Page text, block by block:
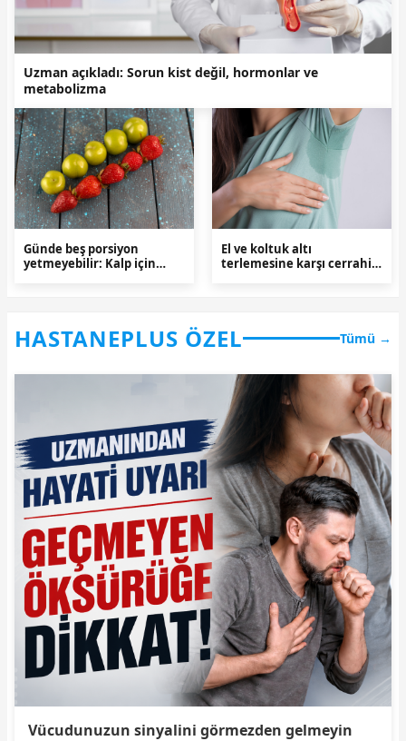
Uzman açıkladı: Sorun kist değil, hormonlar ve
metabolizma
Günde beş porsiyon
yetmeyebilir: Kalp için
El ve koltuk altı
terlemesine karşı cerrahi
HASTANEPLUS ÖZEL Tümü →
Vücudunuzun sinyalini görmezden gelmeyin